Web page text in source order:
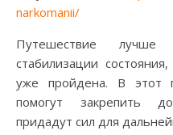
narkomanii/
Путешествие лучше
стабилизации
уже пройдена. В этот
помогут закрепить
придадут сил для